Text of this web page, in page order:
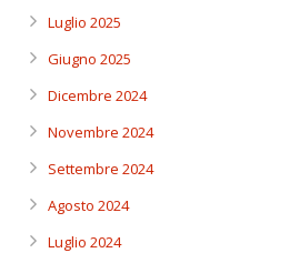
Luglio 2025
Giugno 2025
Dicembre 2024
Novembre 2024
Settembre 2024
Agosto 2024
Luglio 2024